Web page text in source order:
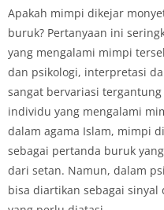
Apakah mimpi dikejar
buruk? Pertanyaan ini
yang mengalami mimpi
dan psikologi, interpretasi
sangat bervariasi
individu yang mengalami
dalam agama Islam, mimpi
sebagai pertanda buruk
dari setan. Namun, dalam
bisa diartikan sebagai